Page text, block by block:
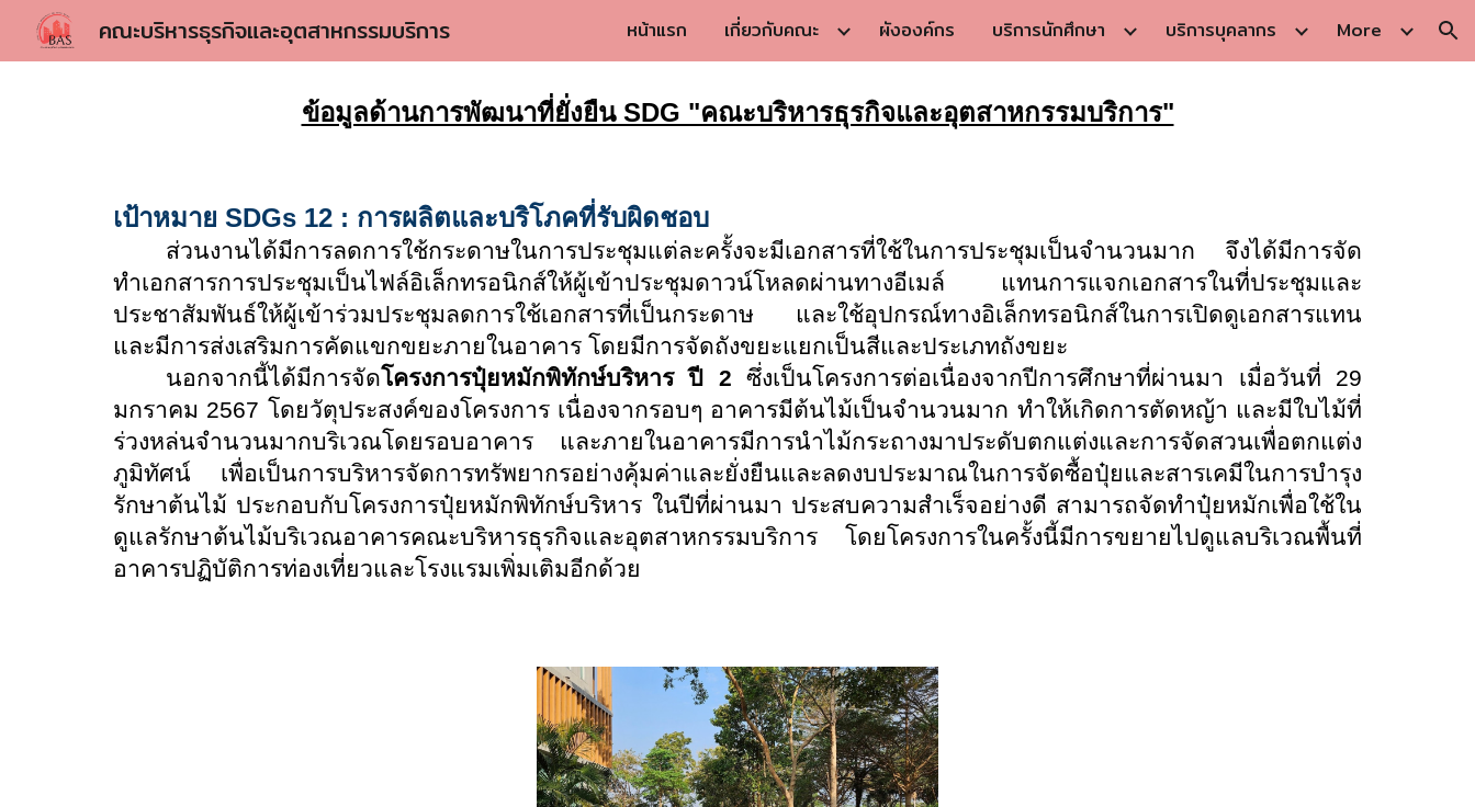
Skip to navigation
คณะบริหารธุรกิจและอุตสาหกรรมบริการ หน้าแรก เกี่ยวกับคณะ ผังองค์กร บริการนักศึกษา บริการบุคลากร More
ข้อมูลด้านการพัฒนาที่ยั่งยืน SDG "คณะบริหารธุรกิจและอุตสาหกรรมบริการ"
เป้าหมาย SDGs 12 : การผลิตและบริโภคที่รับผิดชอบ
ส่วนงานได้มีการลดการใช้กระดาษในการประชุมแต่ละครั้งจะมีเอกสารที่ใช้ในการประชุมเป็นจำนวนมาก จึงได้มีการจัด
ทำเอกสารการประชุมเป็นไฟล์อิเล็กทรอนิกส์ให้ผู้เข้าประชุมดาวน์โหลดผ่านทางอีเมล์ แทนการแจกเอกสารในที่ประชุมและ
ประชาสัมพันธ์ให้ผู้เข้าร่วมประชุมลดการใช้เอกสารที่เป็นกระดาษ และใช้อุปกรณ์ทางอิเล็กทรอนิกส์ในการเปิดดูเอกสารแทน
และมีการส่งเสริมการคัดแขกขยะภายในอาคาร โดยมีการจัดถังขยะแยกเป็นสีและประเภทถังขยะ
นอกจากนี้ได้มีการจัดโครงการปุ๋ยหมัก พิทักษ์บริหาร ปี 2 ซึ่งเป็นโครงการต่อเนื่องจากปีการศึกษาที่ผ่านมา เมื่อวันที่ 29
มกราคม 2567 โดยวัตุประสงค์ของโครงการ เนื่องจากรอบๆ อาคารมีต้นไม้เป็นจำนวนมาก ทำให้เกิดการตัดหญ้า และมีใบไม้ที่
ร่วงหล่นจำนวนมากบริเวณโดยรอบอาคาร และภายในอาคารมีการนำไม้กระถางมาประดับตกแต่งและการจัดสวนเพื่อตกแต่ง
ภูมิทัศน์ เพื่อเป็นการบริหารจัดการทรัพยากรอย่างคุ้มค่าและยั่งยืนและลดงบประมาณในการจัดซื้อปุ๋ยและสารเคมีในการบำรุง
รักษาต้นไม้ ประกอบกับโครงการปุ๋ยหมักพิทักษ์บริหาร ในปีที่ผ่านมา ประสบความสำเร็จอย่างดี สามารถจัดทำปุ๋ยหมักเพื่อใช้ใน
ดูแลรักษาต้นไม้บริเวณอาคารคณะบริหารธุรกิจและอุตสาหกรรมบริการ โดยโครงการในครั้งนี้มีการขยายไปดูแลบริเวณพื้นที่
อาคารปฏิบัติการท่องเที่ยวและโรงแรมเพิ่มเติมอีกด้วย